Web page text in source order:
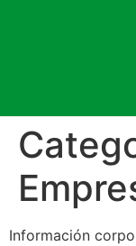
Información